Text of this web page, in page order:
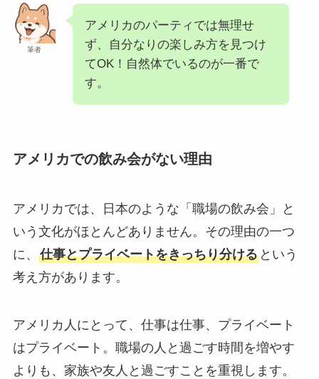
筆者
アメリカのパーティでは無理せ
ず、自分なりの楽しみ方を見つけ
てOK！自然体でいるのが一番で
す。
アメリカでの飲み会がない理由
アメリカでは、日本のような「職場の飲み会」と
いう文化がほとんどありません。その理由の一つ
に、 仕事とプライベートをきっちり分けるという
考え方があります。
アメリカ人にとって、仕事は仕事、プライベート
はプライベート。職場の人と過ごす時間を増やす
よりも、家族や友人と過ごすことを重視します。